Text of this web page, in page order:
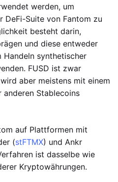
werden, um
DeFi-Suite von Fantom zu
besteht darin,
und diese entweder
Handeln synthetischer
FUSD ist zwar
aber meistens mit einem
Stablecoins
auf Plattformen mit
(stFTMX) und Ankr
ist dasselbe wie
Kryptowährungen.